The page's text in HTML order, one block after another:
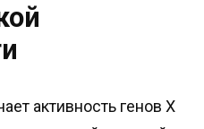
активность генов Х